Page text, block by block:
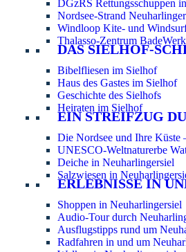
DGzRS Rettungsschuppen
Nordsee-Strand
Windloop Kite- und
Thalasso-Zentrum
DAS SIELHOF-
Bibelfliesen im Sielhof
Haus des Gastes im Sielhof
Geschichte des Sielhofs
Heiraten im Sielhof
EIN STREIFZUG
Die Nordsee und Ihre Küste
UNESCO-Weltnaturerbe
Deiche in Neuharlingersiel
Salzwiesen in
ERLEBNISSE IN
Shoppen in Neuharlingersiel
Audio-Tour durch
Ausflugstipps rund um
Radfahren in und um